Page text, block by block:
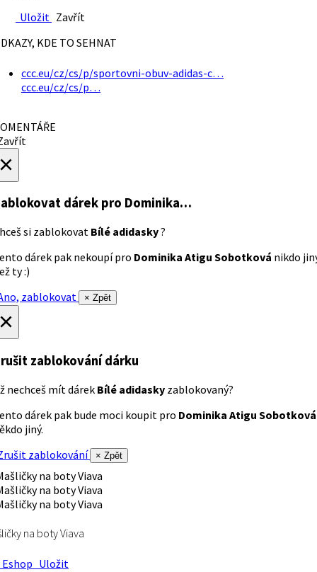
Uložit Zavřít
KDE TO SEHNAT
ccc.eu/cz/cs/p/sportovni-obuv-adidas-c…
ccc.eu/cz/cs/p…
dárek pro Dominika…
si zablokovat Bílé adidasky?
dárek pak nekoupí pro Dominika Atigu Sobotková nikdo
ty :)
zablokovat
× Zpět
zablokování dárku
nechceš mít dárek Bílé adidasky zablokovaný?
dárek pak bude moci koupit pro Dominika Atigu Sobotková
jiný.
zablokování
× Zpět
na boty Viava
Uložit